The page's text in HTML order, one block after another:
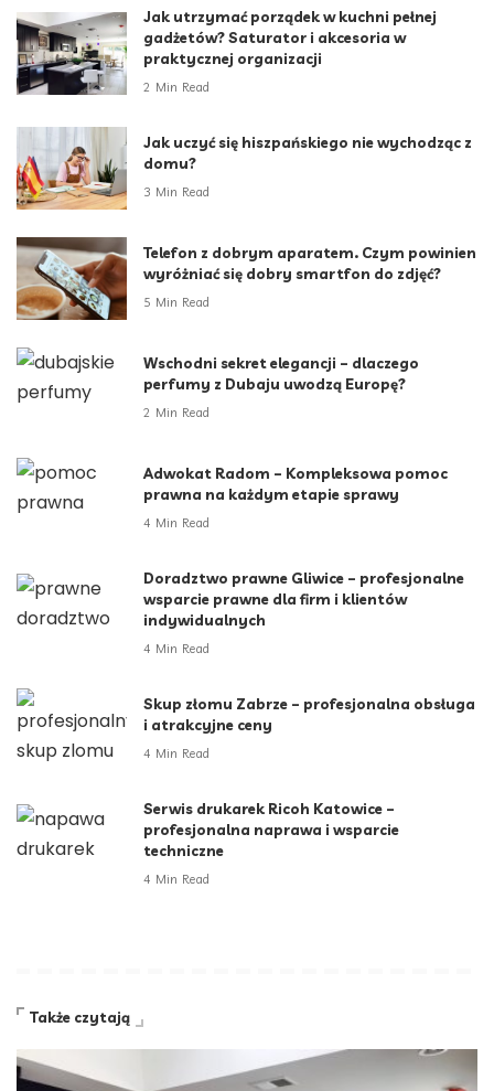
Jak utrzymać porządek w kuchni pełnej
gadżetów? Saturator i akcesoria w
praktycznej organizacji
2 Min Read
Jak uczyć się hiszpańskiego nie wychodząc z
domu?
3 Min Read
Telefon z dobrym aparatem. Czym powinien
wyróżniać się dobry smartfon do zdjęć?
5 Min Read
Wschodni sekret elegancji – dlaczego
perfumy z Dubaju uwodzą Europę?
2 Min Read
Adwokat Radom – Kompleksowa pomoc
prawna na każdym etapie sprawy
4 Min Read
Doradztwo prawne Gliwice – profesjonalne
wsparcie prawne dla firm i klientów
indywidualnych
4 Min Read
Skup złomu Zabrze – profesjonalna obsługa
i atrakcyjne ceny
4 Min Read
Serwis drukarek Ricoh Katowice –
profesjonalna naprawa i wsparcie
techniczne
4 Min Read
Także czytają